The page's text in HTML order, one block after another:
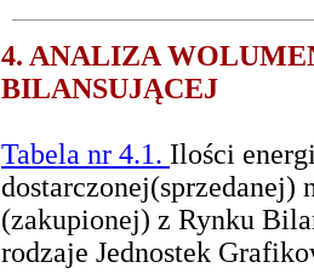
4. ANALIZA
BILANSUJĄCEJ
Tabela nr 4.1. Ilości
dostarczonej(sprzedanej)
(zakupionej) z Rynku
rodzaje Jednostek